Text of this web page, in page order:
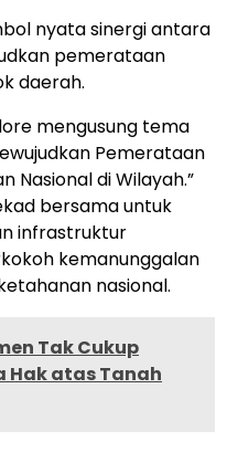
nyata sinergi antara
pemerataan
daerah.
mengusung tema
Pemerataan
Nasional di Wilayah.”
bersama untuk
infrastruktur
kemanunggalan
nasional.
Tak Cukup
Hak atas Tanah